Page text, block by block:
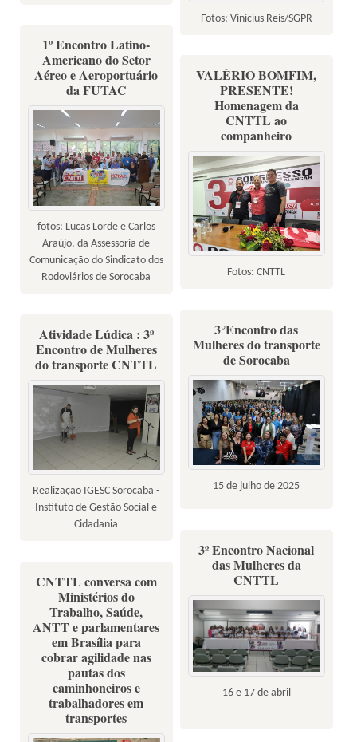
Fotos: Vinicius Reis/SGPR
1º Encontro Latino-
Americano do Setor
Aéreo e Aeroportuário
da FUTAC
fotos: Lucas Lorde e Carlos
Araújo, da Assessoria de
Comunicação do Sindicato dos
Rodoviários de Sorocaba
VALÉRIO BOMFIM,
PRESENTE!
Homenagem da
CNTTL ao
companheiro
Fotos: CNTTL
3°Encontro das
Mulheres do transporte
de Sorocaba
15 de julho de 2025
Atividade Lúdica : 3º
Encontro de Mulheres
do transporte CNTTL
Realização IGESC Sorocaba -
Instituto de Gestão Social e
Cidadania
3º Encontro Nacional
das Mulheres da
CNTTL
16 e 17 de abril
CNTTL conversa com
Ministérios do
Trabalho, Saúde,
ANTT e parlamentares
em Brasília para
cobrar agilidade nas
pautas dos
caminhoneiros e
trabalhadores em
transportes